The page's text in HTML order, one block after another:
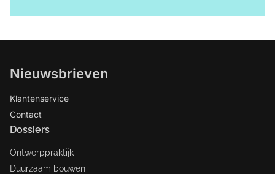
Nieuwsbrieven
Klantenservice
Contact
Dossiers
Ontwerppraktijk
Duurzaam bouwen